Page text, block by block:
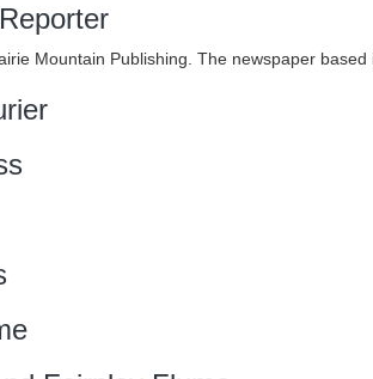
Mountain Publishing. The newspaper based